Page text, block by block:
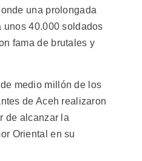
una prolongada
unos 40.000 soldados
fama de brutales y
medio millón de los
de Aceh realizaron
de alcanzar la
Oriental en su